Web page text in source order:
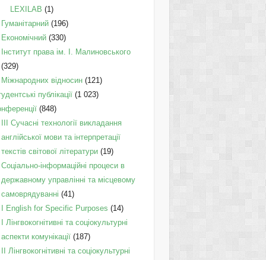
LEXILAB (1)
Гуманітарний(196)
Економічний(330)
Інститут права ім. І. Малиновського
(329)
Міжнародних відносин(121)
публікації(1 023)
(848)
III Сучасні технології викладання
англійської мови та інтерпретації
текстів світової літератури(19)
Соціально-інформаційні процеси в
державному управлінні та місцевому
самоврядуванні (41)
І English for Specific Purposes (14)
I Лінгвокогнітивні та соціокультурні
аспекти комунікації(187)
IІ Лінгвокогнітивні та соціокультурні